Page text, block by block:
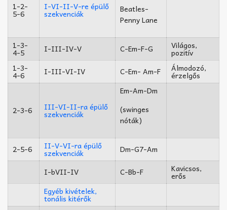
1-2-
5-6
I-VI-II-V-re épülő
szekvenciák
Beatles-
Penny Lane
1-3-
4-5 I-III-IV-V C-Em-F-G Világos,
pozitív
1-3-
4-6 I-III-VI-IV C-Em- Am-F Álmodozó,
érzelgős
2-3-6 III-VI-II-ra épülő
szekvenciák
Em-Am-Dm
(swinges
nóták)
2-5-6 II-V-VI-ra épülő
szekvenciák Dm-G7-Am
I-bVII-IV C-Bb-F Kavicsos,
erős
Egyéb kivételek,
tonális kitérők